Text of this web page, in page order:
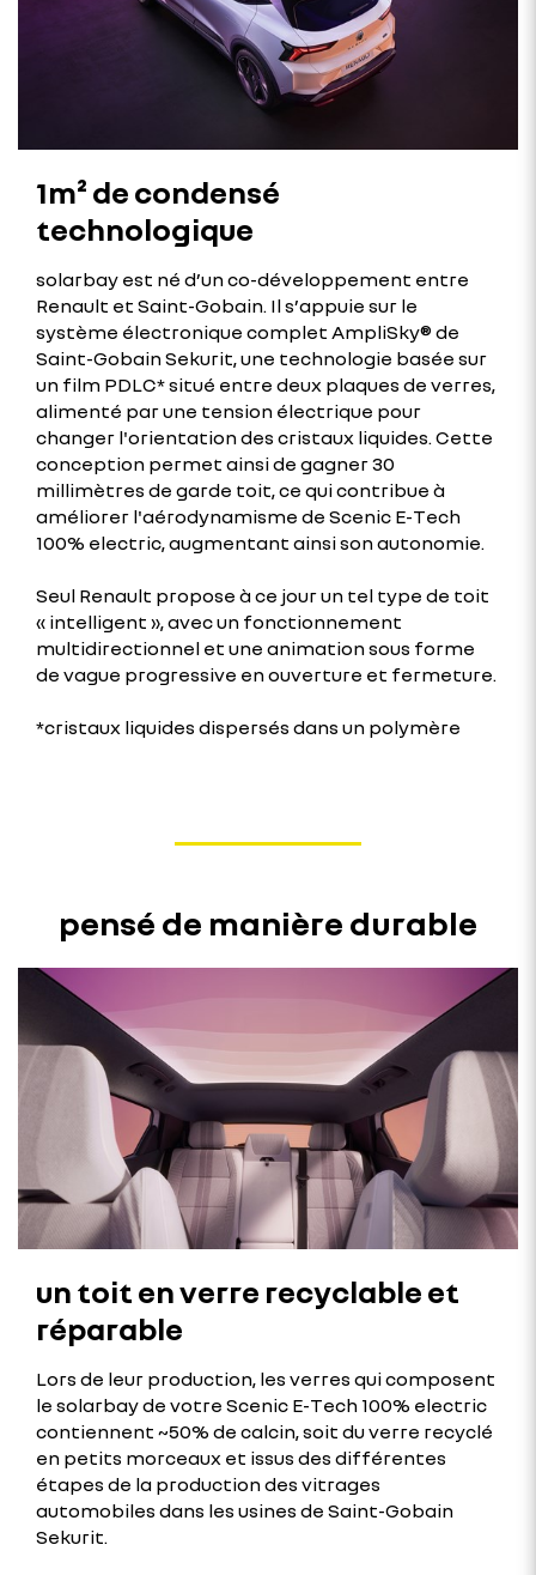
1m² de condensé
technologique
solarbay est né d’un co-développement entre
Renault et Saint-Gobain. Il s’appuie sur le
système électronique complet AmpliSky® de
Saint-Gobain Sekurit, une technologie basée sur
un film PDLC* situé entre deux plaques de verres,
alimenté par une tension électrique pour
changer l'orientation des cristaux liquides. Cette
conception permet ainsi de gagner 30
millimètres de garde toit, ce qui contribue à
améliorer l'aérodynamisme de Scenic E-Tech
100% electric, augmentant ainsi son autonomie.
Seul Renault propose à ce jour un tel type de toit
« intelligent », avec un fonctionnement
multidirectionnel et une animation sous forme
de vague progressive en ouverture et fermeture.
*cristaux liquides dispersés dans un polymère
pensé de manière durable
un toit en verre recyclable et
réparable
Lors de leur production, les verres qui composent
le solarbay de votre Scenic E-Tech 100% electric
contiennent ~50% de calcin, soit du verre recyclé
en petits morceaux et issus des différentes
étapes de la production des vitrages
automobiles dans les usines de Saint-Gobain
Sekurit.